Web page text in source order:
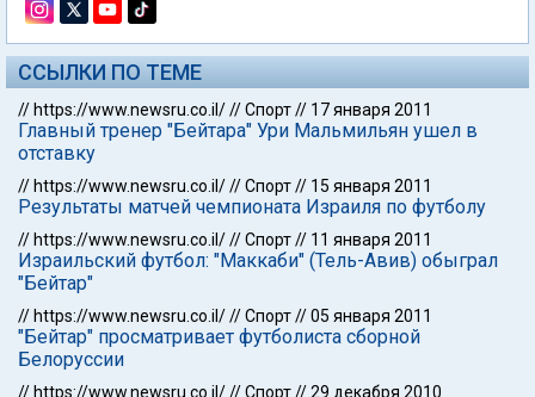
ССЫЛКИ ПО ТЕМЕ
// https://www.newsru.co.il///Спорт// 17 января 2011
Главный тренер "Бейтара" Ури Мальмильян ушел в
отставку
// https://www.newsru.co.il///Спорт// 15 января 2011
Результаты матчей чемпионата Израиля по футболу
// https://www.newsru.co.il///Спорт// 11 января 2011
Израильский футбол: "Маккаби" (Тель-Авив) обыграл
"Бейтар"
// https://www.newsru.co.il///Спорт//05 января 2011
"Бейтар" просматривает футболиста сборной
Белоруссии
// https://www.newsru.co.il///Спорт//29 декабря 2010